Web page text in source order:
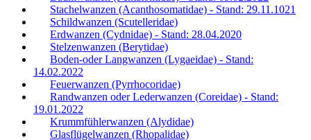
Stachelwanzen (Acanthosomatidae) - Stand: 29.11.1021
Schildwanzen (Scutelleridae)
Erdwanzen (Cydnidae) - Stand: 28.04.2020
Stelzenwanzen (Berytidae)
Boden-oder Langwanzen (Lygaeidae) - Stand:
14.02.2022
Feuerwanzen (Pyrrhocoridae)
Randwanzen oder Lederwanzen (Coreidae) - Stand:
19.01.2022
Krummfühlerwanzen (Alydidae)
Glasflügelwanzen (Rhopalidae)